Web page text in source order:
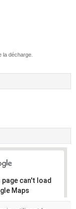
la décharge.
page can't load
Maps